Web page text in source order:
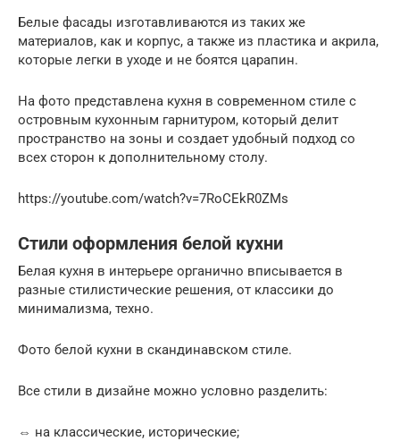
Белые фасады изготавливаются из таких же
материалов, как и корпус, а также из пластика и акрила,
которые легки в уходе и не боятся царапин.
На фото представлена кухня в современном стиле с
островным кухонным гарнитуром, который делит
пространство на зоны и создает удобный подход со
всех сторон к дополнительному столу.
https://youtube.com/watch?v=7RoCEkR0ZMs
Стили оформления белой кухни
Белая кухня в интерьере органично вписывается в
разные стилистические решения, от классики до
минимализма, техно.
Фото белой кухни в скандинавском стиле.
Все стили в дизайне можно условно разделить:
⇔ на классические, исторические;